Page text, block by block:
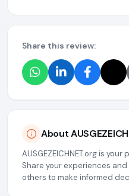
Share this review:
About
AUSGEZEICHNET.org is
Share your experiences
others to make informed